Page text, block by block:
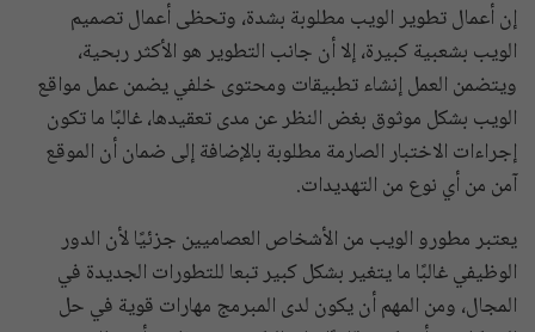
إن أعمال تطوير الويب مطلوبة بشدة، وتحظى أعمال تصميم
الويب بشعبية كبيرة، إلا أن جانب التطوير هو الأكثر ربحية،
ويتضمن العمل إنشاء تطبيقات ومحتوى خلفي يضمن عمل مواقع
الويب بشكل موثوق بغض النظر عن مدى تعقيدها، غالبًا ما تكون
إجراءات الاختبار الصارمة مطلوبة بالإضافة إلى ضمان أن الموقع
آمن من أي نوع من التهديدات.
يعتبر مطورو الويب من الأشخاص العصاميين جزئيًا لأن الدور
الوظيفي غالبًا ما يتغير بشكل كبير تبعا للتطورات الجديدة في
المجال، ومن المهم أن يكون لدى المبرمج مهارات قوية في حل